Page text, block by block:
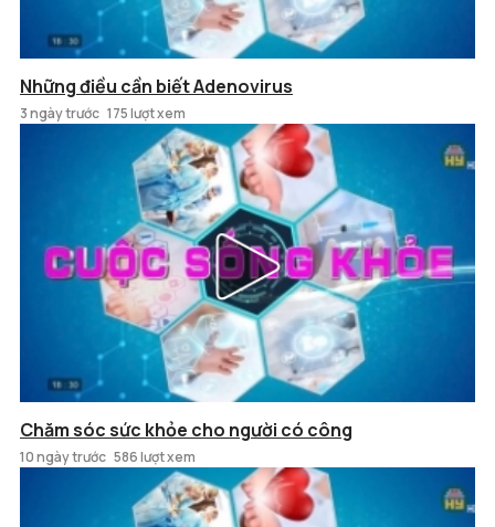
Những điều cần biết Adenovirus
3 ngày trước 175 lượt xem
Chăm sóc sức khỏe cho người có công
10 ngày trước 586 lượt xem